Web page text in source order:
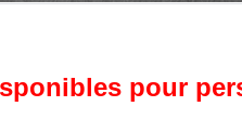
pour